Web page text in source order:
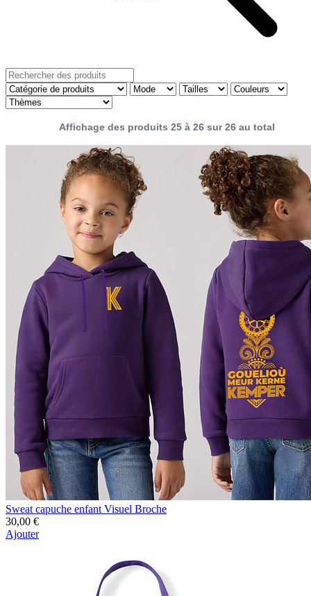
Affichage des produits 25 à 26 sur 26 au total
Sweat capuche enfant Visuel Broche
30,00 €
Ajouter